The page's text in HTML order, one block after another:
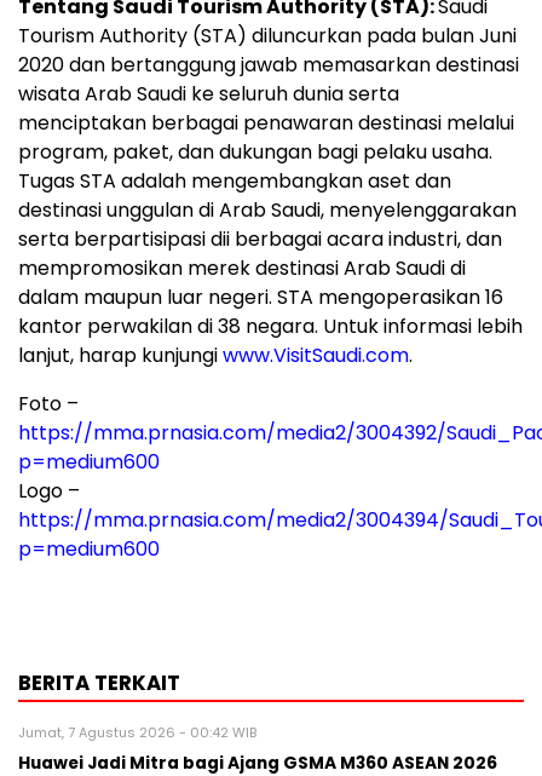
Tentang Saudi Tourism Authority (STA):Saudi
Tourism Authority (STA) diluncurkan pada bulan Juni
2020 dan bertanggung jawab memasarkan destinasi
wisata Arab Saudi ke seluruh dunia serta
menciptakan berbagai penawaran destinasi melalui
program, paket, dan dukungan bagi pelaku usaha.
Tugas STA adalah mengembangkan aset dan
destinasi unggulan di Arab Saudi, menyelenggarakan
serta berpartisipasi dii berbagai acara industri, dan
mempromosikan merek destinasi Arab Saudi di
dalam maupun luar negeri. STA mengoperasikan 16
kantor perwakilan di 38 negara. Untuk informasi lebih
lanjut, harap kunjungiwww.VisitSaudi.com.
Foto –
https://mma.prnasia.com/media2/3004392/
p=medium600
Logo –
https://mma.prnasia.com/media2/3004394/
p=medium600
BERITA TERKAIT
Jumat, 7 Agustus 2026 - 00:42 WIB
Huawei Jadi Mitra bagi Ajang GSMA M360 ASEAN 2026